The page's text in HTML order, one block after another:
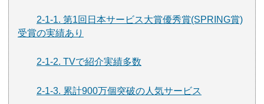
2-1-1. 第1回日本サービス大賞優秀賞(SPRING賞)
受賞の実績あり
2-1-2. TVで紹介実績多数
2-1-3. 累計900万個突破の人気サービス